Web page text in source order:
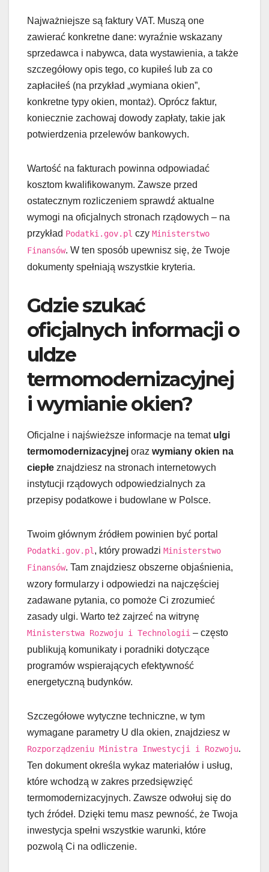
Najważniejsze są faktury VAT. Muszą one
zawierać konkretne dane: wyraźnie wskazany
sprzedawca i nabywca, data wystawienia, a także
szczegółowy opis tego, co kupiłeś lub za co
zapłaciłeś (na przykład „wymiana okien”,
konkretne typy okien, montaż). Oprócz faktur,
koniecznie zachowaj dowody zapłaty, takie jak
potwierdzenia przelewów bankowych.
Wartość na fakturach powinna odpowiadać
kosztom kwalifikowanym. Zawsze przed
ostatecznym rozliczeniem sprawdź aktualne
wymogi na oficjalnych stronach rządowych – na
przykład Podatki.gov.pl czy Ministerstwo
Finansów. W ten sposób upewnisz się, że Twoje
dokumenty spełniają wszystkie kryteria.
Gdzie szukać
oficjalnych informacji o
uldze
termomodernizacyjnej
i wymianie okien?
Oficjalne i najświeższe informacje na temat ulgi
termomodernizacyjnej oraz wymiany okien na
ciepłe znajdziesz na stronach internetowych
instytucji rządowych odpowiedzialnych za
przepisy podatkowe i budowlane w Polsce.
Twoim głównym źródłem powinien być portal
Podatki.gov.pl , który prowadzi Ministerstwo
Finansów. Tam znajdziesz obszerne objaśnienia,
wzory formularzy i odpowiedzi na najczęściej
zadawane pytania, co pomoże Ci zrozumieć
zasady ulgi. Warto też zajrzeć na witrynę
Ministerstwa Rozwoju i Technologii – często
publikują komunikaty i poradniki dotyczące
programów wspierających efektywność
energetyczną budynków.
Szczegółowe wytyczne techniczne, w tym
wymagane parametry U dla okien, znajdziesz w
Rozporządzeniu Ministra Inwestycji i Rozwoju.
Ten dokument określa wykaz materiałów i usług,
które wchodzą w zakres przedsięwzięć
termomodernizacyjnych. Zawsze odwołuj się do
tych źródeł. Dzięki temu masz pewność, że Twoja
inwestycja spełni wszystkie warunki, które
pozwolą Ci na odliczenie.